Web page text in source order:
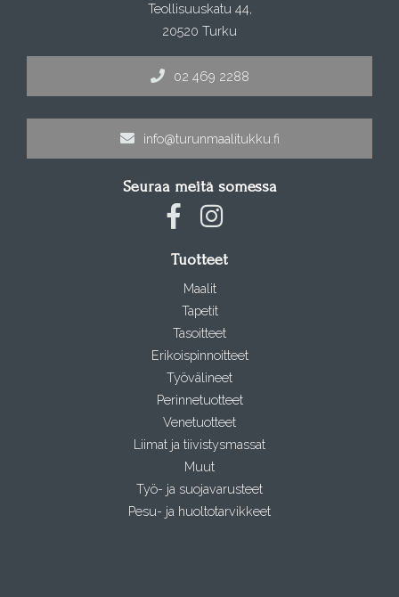
Teollisuuskatu 44,
20520 Turku
02 469 2288
info@turunmaalitukku.fi
Seuraa meitä somessa
Tuotteet
Maalit
Tapetit
Tasoitteet
Erikoispinnoitteet
Työvälineet
Perinnetuotteet
Venetuotteet
Liimat ja tiivistysmassat
Muut
Työ- ja suojavarusteet
Pesu- ja huoltotarvikkeet